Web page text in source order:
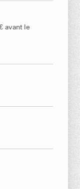
avant le